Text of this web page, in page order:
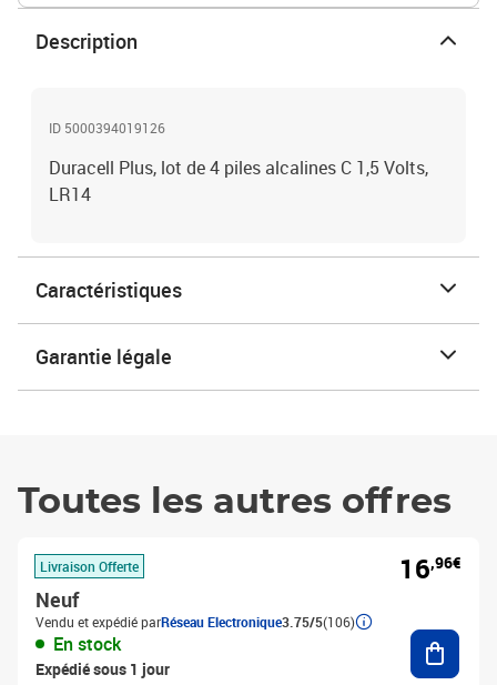
Description
ID 5000394019126
Duracell Plus, lot de 4 piles alcalines C 1,5 Volts,
LR14
Caractéristiques
Garantie légale
Toutes les autres offres
Livraison Offerte
Neuf
Vendu et expédié parRéseau Electronique3.75/5(106)
En stock
Expédié sous 1 jour
16,96€